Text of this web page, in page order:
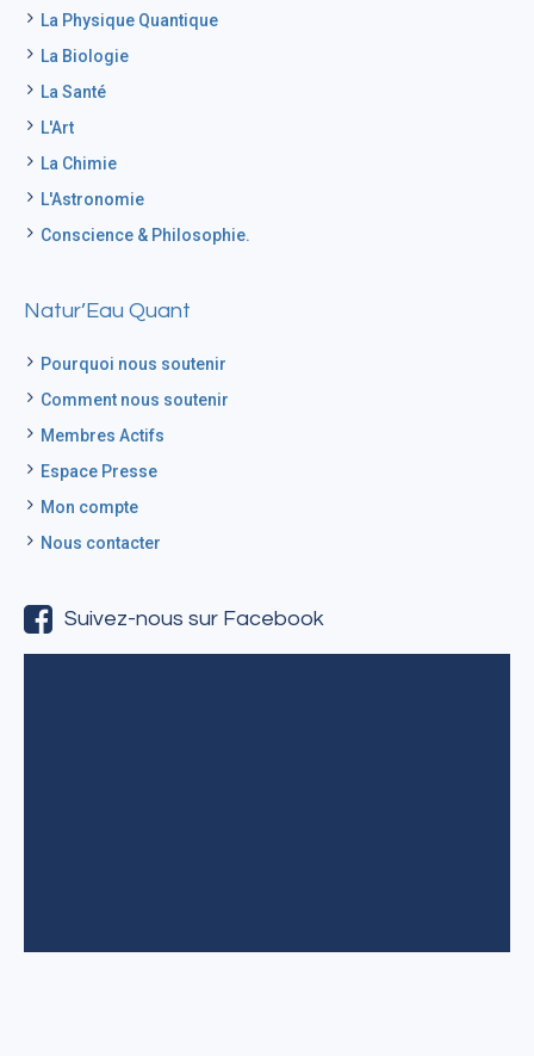
La Physique Quantique
La Biologie
La Santé
L'Art
La Chimie
L'Astronomie
Conscience & Philosophie.
Natur’Eau Quant
Pourquoi nous soutenir
Comment nous soutenir
Membres Actifs
Espace Presse
Mon compte
Nous contacter
Suivez-nous sur Facebook